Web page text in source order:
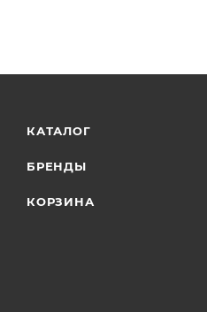
КАТАЛОГ
БРЕНДЫ
КОРЗИНА